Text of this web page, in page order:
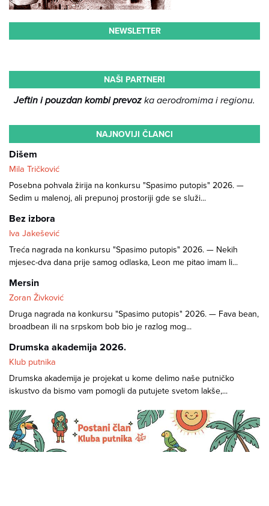
NEWSLETTER
NAŠI PARTNERI
Jeftin i pouzdan kombi prevozka aerodromima i regionu.
NAJNOVIJI ČLANCI
Dišem
Mila Tričković
Posebna pohvala žirija na konkursu "Spasimo putopis" 2026. —
Sedim u malenoj, ali prepunoj prostoriji gde se služi...
Bez izbora
Iva Jakešević
Treća nagrada na konkursu "Spasimo putopis" 2026. — Nekih
mjesec-dva dana prije samog odlaska, Leon me pitao imam li...
Mersin
Zoran Živković
Druga nagrada na konkursu "Spasimo putopis" 2026. — Fava bean,
broadbean ili na srpskom bob bio je razlog mog...
Drumska akademija 2026.
Klub putnika
Drumska akademija je projekat u kome delimo naše putničko
iskustvo da bismo vam pomogli da putujete svetom lakše,...